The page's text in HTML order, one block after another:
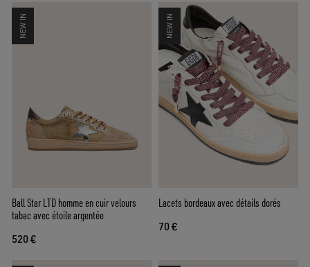
NEW IN
Ball Star LTD homme en cuir velours
tabac avec étoile argentée
520 €
NEW IN
Lacets bordeaux avec détails dorés
70 €